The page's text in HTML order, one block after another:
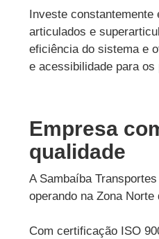
Investe
articulados e
eficiência do sistema e
e acessibilidade para os
Empresa
qualidade
A Sambaíba
operando na Zona
Com certificação ISO